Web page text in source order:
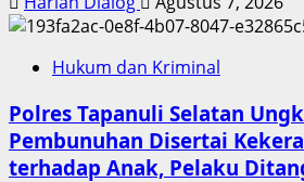
Hukum dan Kriminal
Polres Tapanuli Selatan
Pembunuhan Disertai
terhadap Anak, Pelaku